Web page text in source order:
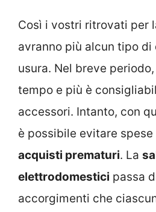
Così i vostri ritrovati per
avranno più alcun tipo di
usura. Nel breve
tempo e più è
accessori. Intanto, con
è possibile evitare
acquisti prematuri. La
elettrodomestici passa
accorgimenti che